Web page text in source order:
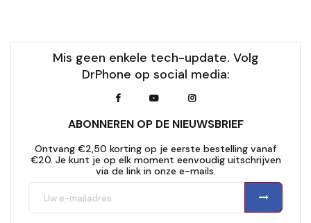
Mis geen enkele tech-update. Volg
DrPhone op social media:
ABONNEREN OP DE NIEUWSBRIEF
Ontvang €2,50 korting op je eerste bestelling vanaf
€20. Je kunt je op elk moment eenvoudig uitschrijven
via de link in onze e-mails.